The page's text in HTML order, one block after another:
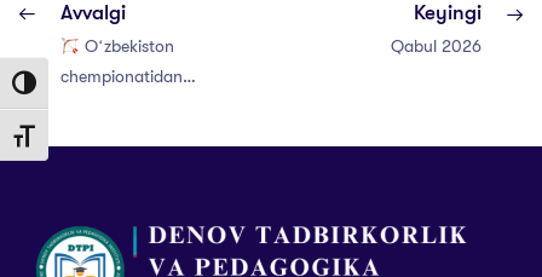
Toggle High Contrast
Toggle Font size
Avvalgi
Oʻzbekiston
chempionatidan
Keyingi
Qabul 2026